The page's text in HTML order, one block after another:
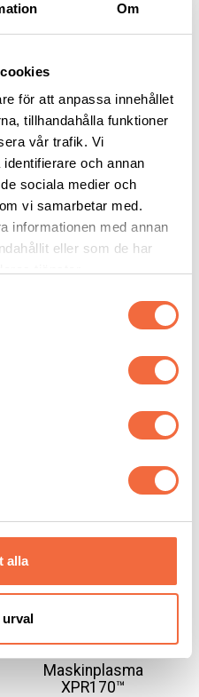
Om
för att anpassa innehållet
tillhandahålla funktioner
vår trafik. Vi
och annan
sociala medier och
vi samarbetar med.
informationen med annan
eller som de har
alla
Maskinplasma
HPR400 XD®
Maskinplasma
Maskinplasma
XPR170™